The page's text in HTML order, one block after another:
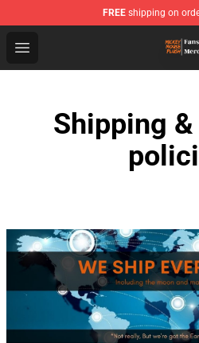
FREE shipping on
Open menu
Mickey Mouse Plush Shop
Shipping